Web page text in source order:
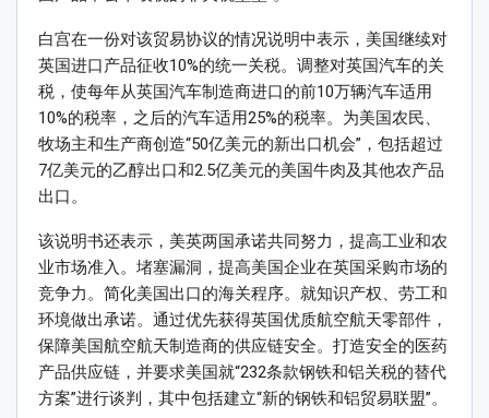
白宫在一份对该贸易协议的情况说明中表示，美国继续对
英国进口产品征收10%的统一关税。调整对英国汽车的关
税，使每年从英国汽车制造商进口的前10万辆汽车适用
10%的税率，之后的汽车适用25%的税率。为美国农民、
牧场主和生产商创造“50亿美元的新出口机会”，包括超过
7亿美元的乙醇出口和2.5亿美元的美国牛肉及其他农产品
出口。
该说明书还表示，美英两国承诺共同努力，提高工业和农
业市场准入。堵塞漏洞，提高美国企业在英国采购市场的
竞争力。简化美国出口的海关程序。就知识产权、劳工和
环境做出承诺。通过优先获得英国优质航空航天零部件，
保障美国航空航天制造商的供应链安全。打造安全的医药
产品供应链，并要求美国就“232条款钢铁和铝关税的替代
方案”进行谈判，其中包括建立“新的钢铁和铝贸易联盟”。